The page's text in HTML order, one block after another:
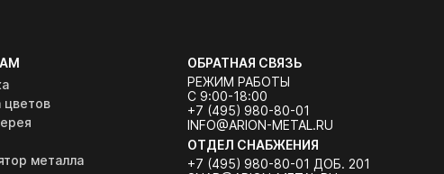
цветов
металла
ОБРАТНАЯ СВЯЗЬ
РЕЖИМ РАБОТЫ
С 9:00-18:00
+7 (495) 980-80-01
INFO@ARION-METAL.RU
ОТДЕЛ СНАБЖЕНИЯ
+7 (495) 980-80-01 ДОБ. 201